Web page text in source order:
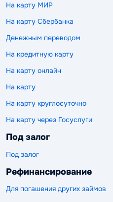
На карту МИР
На карту Сбербанка
Денежным переводом
На кредитную карту
На карту онлайн
На карту
На карту круглосуточно
На карту через Госуслуги
Под залог
Под залог
Рефинансирование
Для погашения других займов